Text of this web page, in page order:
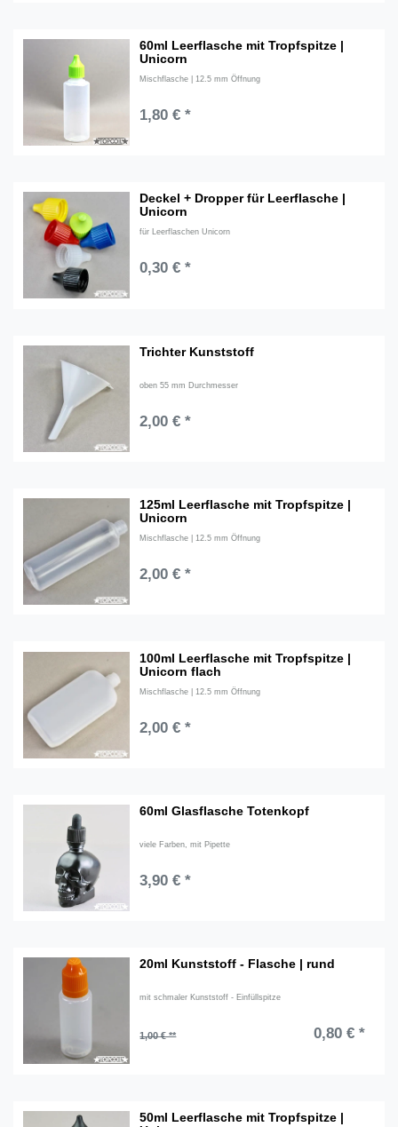
60ml Leerflasche mit Tropfspitze |
Unicorn
Mischflasche | 12.5 mm Öffnung
1,80 € *
Deckel + Dropper für Leerflasche |
Unicorn
für Leerflaschen Unicorn
0,30 € *
Trichter Kunststoff
oben 55 mm Durchmesser
2,00 € *
125ml Leerflasche mit Tropfspitze |
Unicorn
Mischflasche | 12.5 mm Öffnung
2,00 € *
100ml Leerflasche mit Tropfspitze |
Unicorn flach
Mischflasche | 12.5 mm Öffnung
2,00 € *
60ml Glasflasche Totenkopf
viele Farben, mit Pipette
3,90 € *
20ml Kunststoff - Flasche | rund
mit schmaler Kunststoff - Einfüllspitze
1,00 € ** 0,80 € *
50ml Leerflasche mit Tropfspitze |